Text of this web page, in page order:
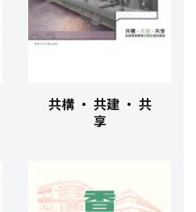
共構 ‧ 共建 ‧ 共
享